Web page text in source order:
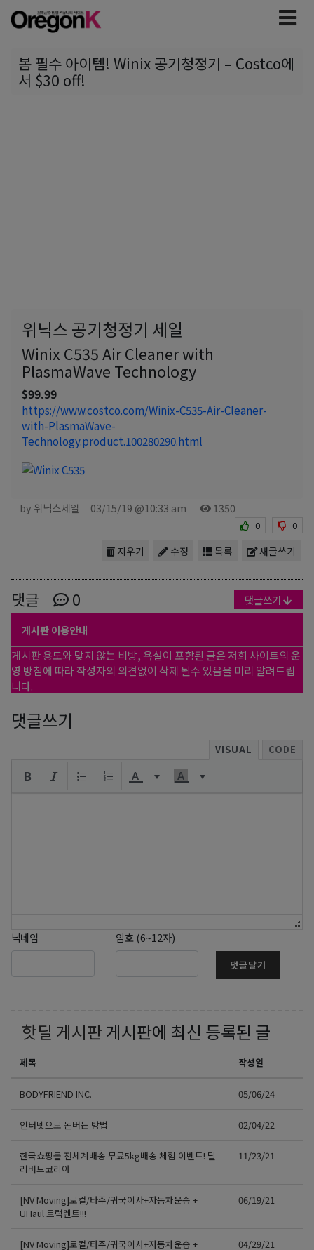
봄 필수 아이템! Winix 공기청정기 – Costco에
서 $30 off!
위닉스 공기청정기 세일
Winix C535 Air Cleaner with
PlasmaWave Technology
$99.99
https://www.costco.com/Winix-C535-Air-Cleaner-
with-PlasmaWave-
Technology.product.100280290.html
by 위닉스세일 03/15/19 @10:33 am 1350
0 0
새글쓰기
목록
수정
지우기
댓글 0 댓글쓰기
게시판 이용안내
게시판 용도와 맞지 않는 비방, 욕설이 포함된 글은 저희 사이트의 운
영 방침에 따라 작성자의 의견없이 삭제 될수 있음을 미리 알려드립
니다.
댓글쓰기
VISUAL CODE
닉네임 암호 (6~12자)
댓글달기
핫딜 게시판 게시판에 최신 등록된 글
제목 작성일
BODYFRIEND INC. 05/06/24
인터넷으로 돈버는 방법 02/04/22
한국쇼핑몰 전세계배송 무료5kg배송 체험 이벤트! 딜
리버드코리아
11/23/21
[NV Moving]로컬/타주/귀국이사+자동차운송 +
UHaul 트럭렌트!!!
06/19/21
[NV Moving]로컬/타주/귀국이사+자동차운송 +
04/29/21